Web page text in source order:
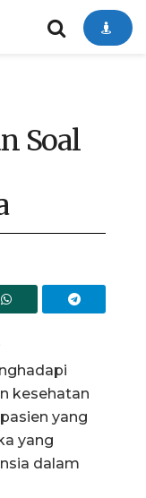
Soal
kesehatan
yang
yang
dalam